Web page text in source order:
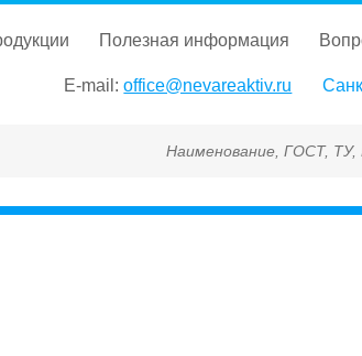
полезная информация
E-mail: office@nevareaktiv.ru
Наименование, ГОСТ, ТУ, ГСО,